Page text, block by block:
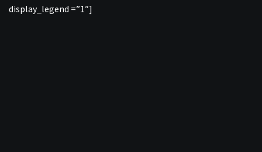
display_legend =”1″]